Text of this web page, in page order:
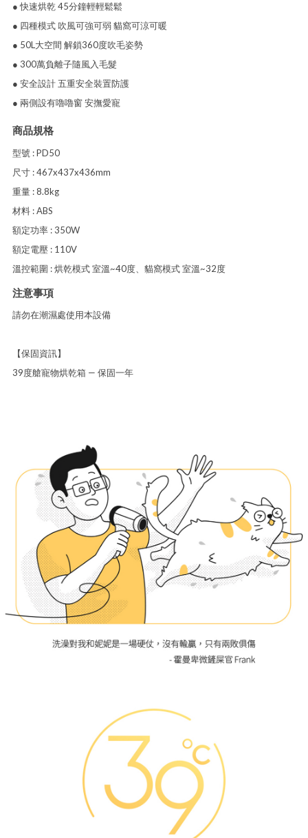
● 快速烘乾 45分鐘輕輕鬆鬆
● 四種模式 吹風可強可弱 貓窩可涼可暖
● 50L大空間 解鎖360度吹毛姿勢
● 300萬負離子隨風入毛髮
● 安全設計 五重安全裝置防護
● 兩側設有嚕嚕窗 安撫愛寵
商品規格
型號 : PD50
尺寸 : 467x437x436mm
重量 : 8.8kg
材料 : ABS
額定功率 : 350W
額定電壓 : 110V
溫控範圍 : 烘乾模式 室溫~40度、貓窩模式 室溫~32度
注意事項
請勿在潮濕處使用本設備
【保固資訊】
39度艙寵物烘乾箱 — 保固一年